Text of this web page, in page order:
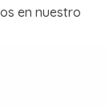
en nuestro